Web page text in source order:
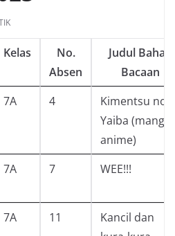
Kelas
No.
Absen
Judul Bahan
Bacaan
7A 4
Kimentsu no
Yaiba (manga
anime)
7A 7 WEE!!!
7A 11
Kancil dan